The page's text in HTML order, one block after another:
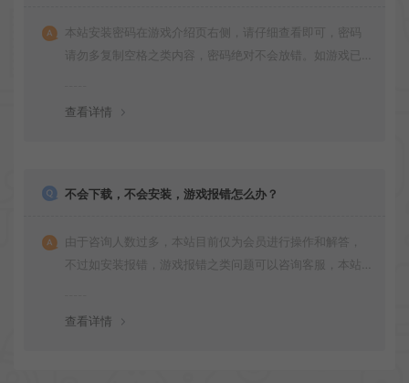
本站安装密码在游戏介绍页右侧，请仔细查看即可，密码
请勿多复制空格之类内容，密码绝对不会放错。如游戏已
查看详情
不会下载，不会安装，游戏报错怎么办？
由于咨询人数过多，本站目前仅为会员进行操作和解答，
不过如安装报错，游戏报错之类问题可以咨询客服，本站
查看详情